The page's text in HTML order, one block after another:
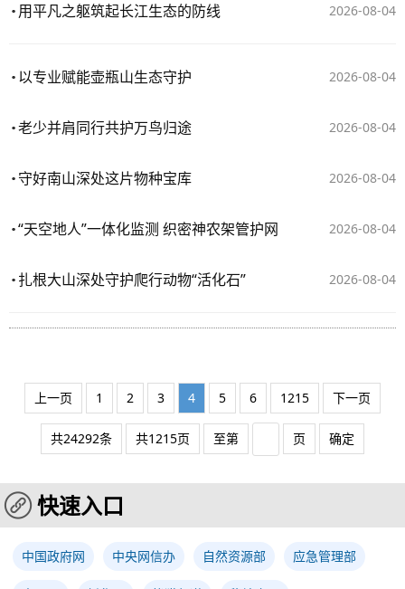
2026-08-04
用平凡之躯筑起长江生态的防线
2026-08-04
以专业赋能壶瓶山生态守护
2026-08-04
老少并肩同行共护万鸟归途
2026-08-04
守好南山深处这片物种宝库
2026-08-04
“天空地人”一体化监测 织密神农架管护网
2026-08-04
扎根大山深处守护爬行动物“活化石”
上一页 1 2 3 4 5 6 1215 下一页
共24292条 共1215页 至第 页 确定
快速入口
中国政府网 中央网信办 自然资源部 应急管理部